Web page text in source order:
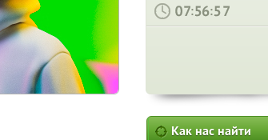
: :
Как нас найти